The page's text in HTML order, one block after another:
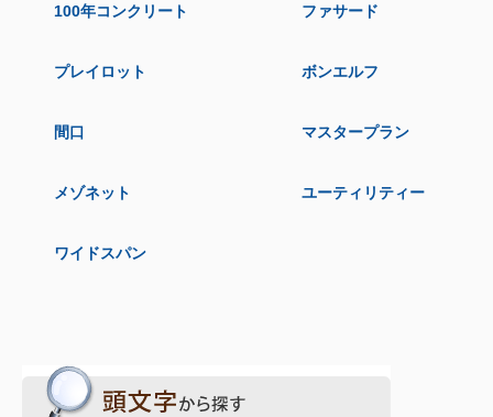
100年コンクリート ファサード
プレイロット ボンエルフ
間口 マスタープラン
メゾネット ユーティリティー
ワイドスパン